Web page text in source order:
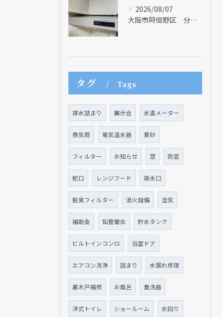
2026/08/07
大阪市阿倍野区 分譲マンションのレンジフード取替リフォーム工事 タカラスタンダード
タグ Tags
排水詰まり 展示会 水道メーター
換気扇 電気温水器 黄砂
フィルター お知らせ 窓 防音
蛇口 レンジフード 排水口
脱臭フィルター 消火設備 湿気
補助金 鉛管撤去 貯水タンク
ビルトインコンロ 浴室ドア
エアコン洗浄 詰まり 水漏れ修理
裏木戸補修 お風呂 食洗器
洋式トイレ ショールーム 水回り